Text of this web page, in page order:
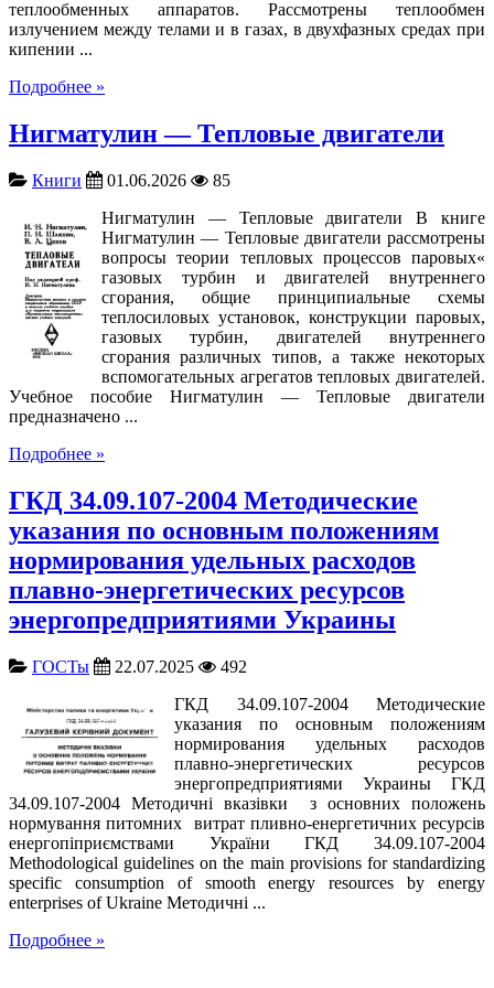
теплообменных аппаратов. Рассмотрены теплообмен
излучением между телами и в газах, в двухфазных средах при
кипении ...
Подробнее »
Нигматулин — Тепловые двигатели
Книги 01.06.2026
85
Нигматулин — Тепловые двигатели В книге
Нигматулин — Тепловые двигатели рассмотрены
вопросы теории тепловых процессов паровых«
газовых турбин и двигателей внутреннего
сгорания, общие принципиальные схемы
теплосиловых установок, конструкции паровых,
газовых турбин, двигателей внутреннего
сгорания различных типов, а также некоторых
вспомогательных агрегатов тепловых двигателей.
Учебное пособие Нигматулин — Тепловые двигатели
предназначено ...
Подробнее »
ГКД 34.09.107-2004 Методические
указания по основным положениям
нормирования удельных расходов
плавно-энергетических ресурсов
энергопредприятиями Украины
ГОСТы 22.07.2025
492
ГКД 34.09.107-2004 Методические
указания по основным положениям
нормирования удельных расходов
плавно-энергетических ресурсов
энергопредприятиями Украины ГКД
34.09.107-2004 Методичні вказівки з основних положень
нормування питомних витрат пливно-енергетичних ресурсів
енергопіприємствами України ГКД 34.09.107-2004
Methodological guidelines on the main provisions for standardizing
specific consumption of smooth energy resources by energy
enterprises of Ukraine Методичні ...
Подробнее »